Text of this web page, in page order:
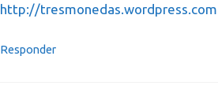
http://tresmonedas.wordpress.com
Responder